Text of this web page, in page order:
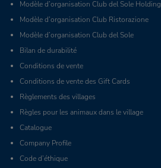
Modèle d’organisation Club del Sole Holding
Modèle d’organisation Club Ristorazione
Modèle d’organisation Club del Sole
Bilan de durabilité
Conditions de vente
Conditions de vente des Gift Cards
Règlements des villages
Règles pour les animaux dans le village
Catalogue
Company Profile
Code d’éthique